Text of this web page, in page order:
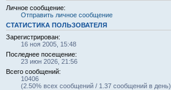
Личное сообщение:
Отправить личное сообщение
СТАТИСТИКА ПОЛЬЗОВАТЕЛЯ
Зарегистрирован:
16 ноя 2005, 15:48
Последнее посещение:
23 июн 2026, 21:56
Всего сообщений:
10406
(2.50% всех сообщений / 1.37 сообщений в день)